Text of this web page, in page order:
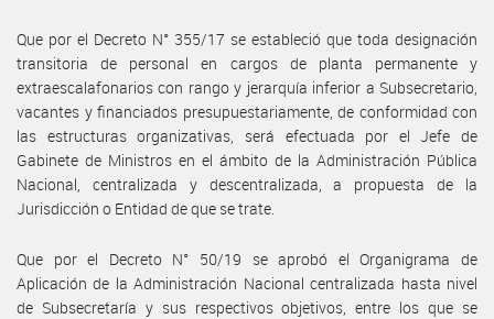
Que por el Decreto N° 355/17 se estableció que toda designación
transitoria de personal en cargos de planta permanente y
extraescalafonarios con rango y jerarquía inferior a Subsecretario,
vacantes y financiados presupuestariamente, de conformidad con
las estructuras organizativas, será efectuada por el Jefe de
Gabinete de Ministros en el ámbito de la Administración Pública
Nacional, centralizada y descentralizada, a propuesta de la
Jurisdicción o Entidad de que se trate.
Que por el Decreto N° 50/19 se aprobó el Organigrama de
Aplicación de la Administración Nacional centralizada hasta nivel
de Subsecretaría y sus respectivos objetivos, entre los que se